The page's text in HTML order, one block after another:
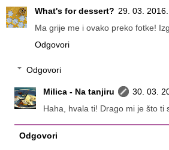
What's for dessert? 29. 03.
Ma grije me i ovako preko fotke!
Odgovori
Odgovori
Milica - Na tanjiru
30. 03.
Haha, hvala ti! Drago mi je što ti
Odgovori